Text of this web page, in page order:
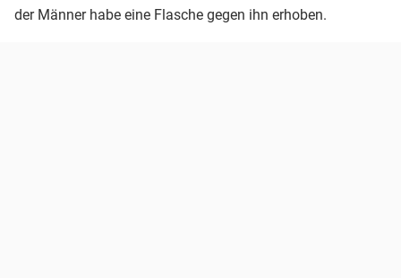
der Männer habe eine Flasche gegen ihn erhoben.